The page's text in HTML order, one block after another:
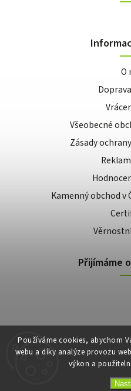
Používáme cookies, abychom
webu a díky analýze provozu
výkon a
O
Všeobecné
Zásady
Kamenný obchod v
Přijímáme
Copyright 2026E-shop
Vytvořil